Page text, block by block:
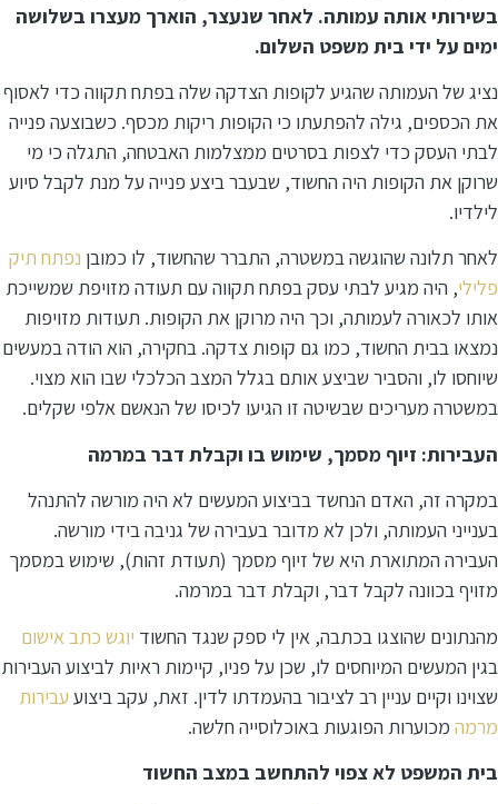
בשירותי אותה עמותה. לאחר שנעצר, הוארך מעצרו בשלושה
ימים על ידי בית משפט השלום.
נציג של העמותה שהגיע לקופות הצדקה שלה בפתח תקווה כדי לאסוף
את הכספים, גילה להפתעתו כי הקופות ריקות מכסף. כשבוצעה פנייה
לבתי העסק כדי לצפות בסרטים ממצלמות האבטחה, התגלה כי מי
שרוקן את הקופות היה החשוד, שבעבר ביצע פנייה על מנת לקבל סיוע
לילדיו.
לאחר תלונה שהוגשה במשטרה, התברר שהחשוד, לו כמובן נפתח תיק
פלילי, היה מגיע לבתי עסק בפתח תקווה עם תעודה מזויפת שמשייכת
אותו לכאורה לעמותה, וכך היה מרוקן את הקופות. תעודות מזויפות
נמצאו בבית החשוד, כמו גם קופות צדקה. בחקירה, הוא הודה במעשים
שיוחסו לו, והסביר שביצע אותם בגלל המצב הכלכלי שבו הוא מצוי.
במשטרה מעריכים שבשיטה זו הגיעו לכיסו של הנאשם אלפי שקלים.
העבירות: זיוף מסמך, שימוש בו וקבלת דבר במרמה
במקרה זה, האדם הנחשד בביצוע המעשים לא היה מורשה להתנהל
בענייני העמותה, ולכן לא מדובר בעבירה של גניבה בידי מורשה.
העבירה המתוארת היא של זיוף מסמך (תעודת זהות), שימוש במסמך
מזויף בכוונה לקבל דבר, וקבלת דבר במרמה.
מהנתונים שהוצגו בכתבה, אין לי ספק שנגד החשוד יוגש כתב אישום
בגין המעשים המיוחסים לו, שכן על פניו, קיימות ראיות לביצוע העבירות
שצוינו וקיים עניין רב לציבור בהעמדתו לדין. זאת, עקב ביצוע עבירות
מרמה מכוערות הפוגעות באוכלוסייה חלשה.
בית המשפט לא צפוי להתחשב במצב החשוד